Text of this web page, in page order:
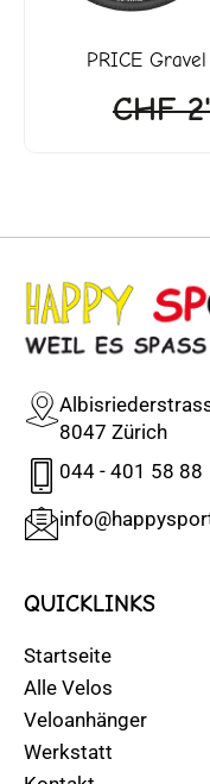
PRICE
CHF
8047 Zürich
044 - 401 58 88
QUICKLINKS
Startseite
Alle Velos
Veloanhänger
Werkstatt